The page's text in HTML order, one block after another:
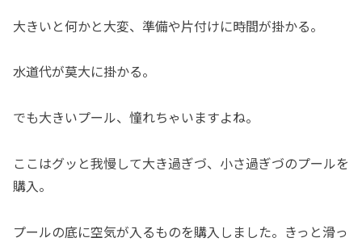
大きいと何かと大変、準備や片付けに時間が掛かる。
水道代が莫大に掛かる。
でも大きいプール、憧れちゃいますよね。
ここはグッと我慢して大き過ぎづ、小さ過ぎづのプールを
購入。
プールの底に空気が入るものを購入しました。きっと滑っ